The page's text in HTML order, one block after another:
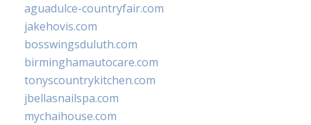
aguadulce-countryfair.com
jakehovis.com
bosswingsduluth.com
birminghamautocare.com
tonyscountrykitchen.com
jbellasnailspa.com
mychaihouse.com